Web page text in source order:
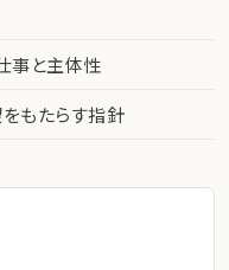
事と主体性
をもたらす指針